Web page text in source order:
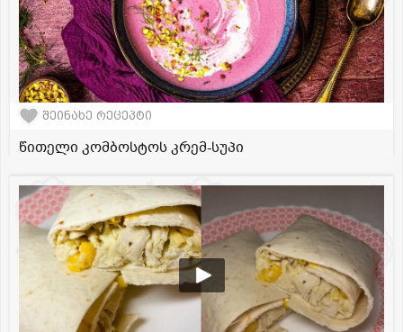
შეინახე რეცეპტი
წითელი კომბოსტოს კრემ-სუპი